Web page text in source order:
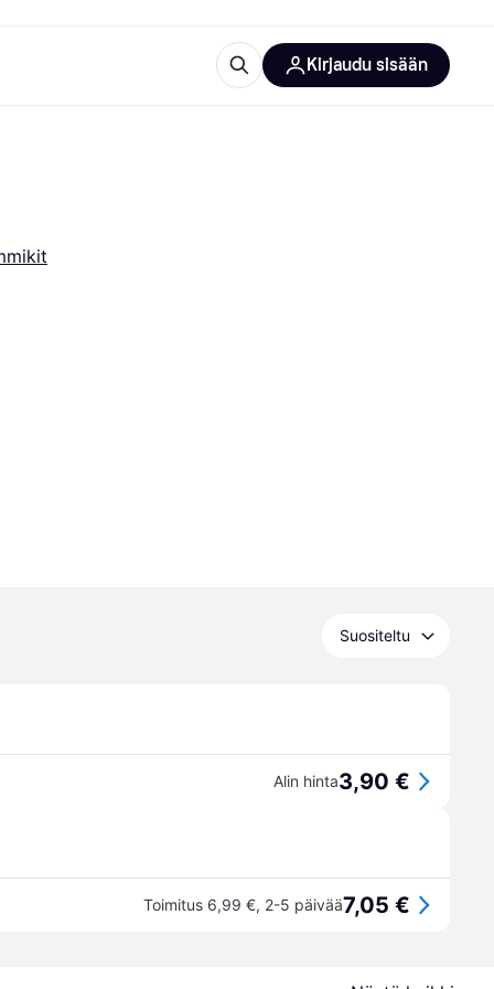
Kirjaudu sisään
Suositeltu
Alin hinta3,90 €
Toimitus 6,99 €, 2-5 päivää7,05 €